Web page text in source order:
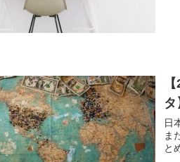
タ
日
ま
と